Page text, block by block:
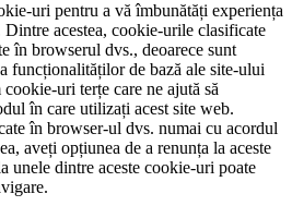
uri pentru a vă îmbunătăți experiența
acestea, cookie-urile clasificate
în browserul dvs., deoarece sunt
funcționalităților de bază ale site-ului
uri terțe care ne ajută să
în care utilizați acest site web.
în browser-ul dvs. numai cu acordul
aveți opțiunea de a renunța la aceste
unele dintre aceste cookie-uri poate